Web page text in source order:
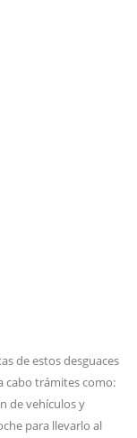
de estos desguaces
cabo trámites como:
de vehículos y
para llevarlo al